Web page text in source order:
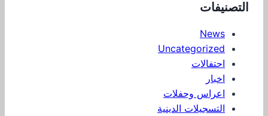
التصنيفات
News
Uncategorized
احتفالات
اخبار
اعراس وحفلات
التسجيلات الدينية